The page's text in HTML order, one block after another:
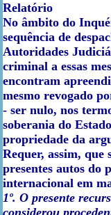
Relatório
No âmbito do
sequência de
Autoridades
criminal a essas
encontram
mesmo revogado
- ser nulo, nos
soberania do
propriedade da
Requer, assim, que
presentes autos do
internacional em
1º. O presente
considerou